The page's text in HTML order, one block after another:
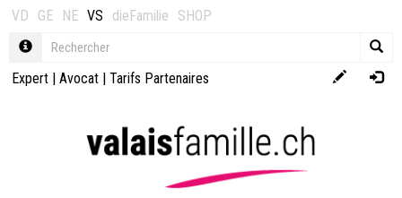
VD GE NE VS dieFamilie SHOP
Expert | Avocat | Tarifs Partenaires